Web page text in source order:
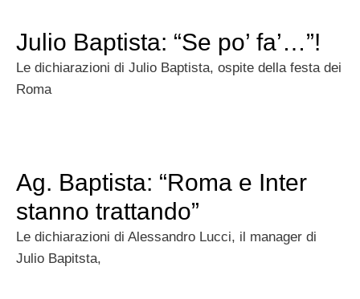
Julio Baptista: “Se po’ fa’…”!
Le dichiarazioni di Julio Baptista, ospite della festa dei
Roma
Ag. Baptista: “Roma e Inter
stanno trattando”
Le dichiarazioni di Alessandro Lucci, il manager di
Julio Bapitsta,